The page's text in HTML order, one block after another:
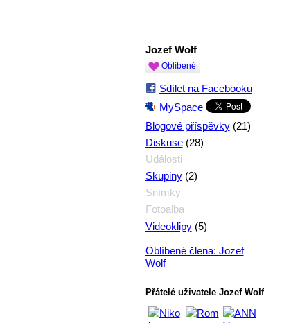
Jozef Wolf
Oblíbené
Sdílet na Facebooku
MySpace
Blogové příspěvky(21)
Diskuse(28)
Události
Skupiny(2)
Snímky
Fotoalba
Videoklipy(5)
Oblíbené člena: Jozef
Wolf
Přátelé uživatele Jozef Wolf